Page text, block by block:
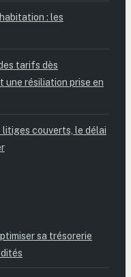
: les
tarifs dès
une résiliation prise en
couverts, le délai
sa trésorerie